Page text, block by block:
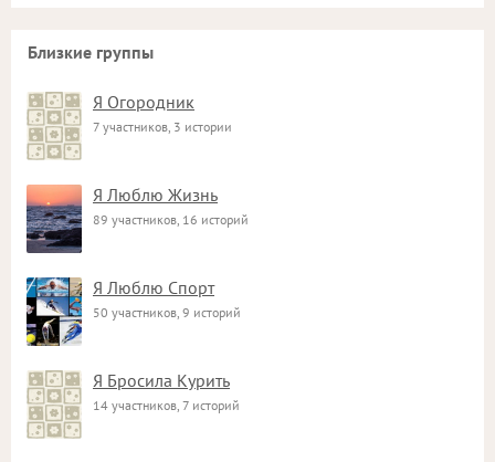
Близкие группы
Я Огородник
7 участников, 3 истории
Я Люблю Жизнь
89 участников, 16 историй
Я Люблю Спорт
50 участников, 9 историй
Я Бросила Курить
14 участников, 7 историй